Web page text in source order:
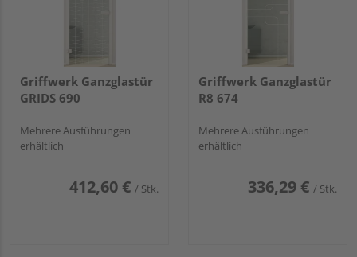
Griffwerk Ganzglastür
GRIDS 690
Mehrere Ausführungen
erhältlich
412,60 € / Stk.
Griffwerk Ganzglastür
R8 674
Mehrere Ausführungen
erhältlich
336,29 € / Stk.